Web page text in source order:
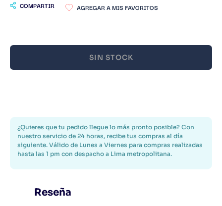
COMPARTIR
SIN STOCK
¿Quieres que tu pedido llegue lo más pronto posible? Con
nuestro servicio de 24 horas, recibe tus compras al día
siguiente. Válido de Lunes a Viernes para compras realizadas
hasta las 1 pm con despacho a Lima metropolitana.
Reseña